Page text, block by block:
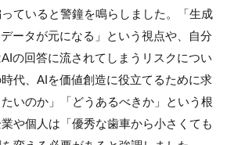
ていると警鐘を鳴らしました。「生成
ータが元になる」という視点や、自分
の回答に流されてしまうリスクについ
代、AIを価値創造に役立てるために求
いのか」「どうあるべきか」という根
や個人は「優秀な歯車から小さくても